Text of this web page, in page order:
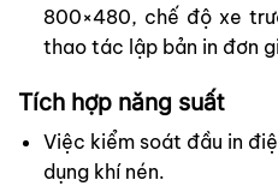
800×480, chế độ xe
thao tác lập bản in đơn
Tích hợp năng suất
Việc kiểm soát đầu in
dụng khí nén.